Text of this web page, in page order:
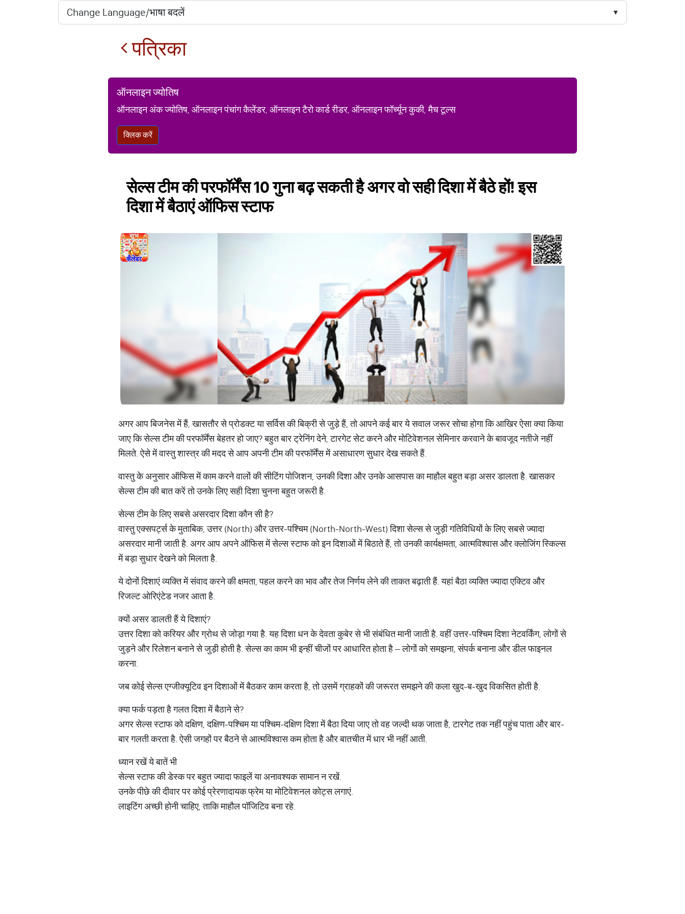
पत्रिका
ऑनलाइन ज्योतिष
ऑनलाइन अंक ज्योतिष, ऑनलाइन पंचांग कैलेंडर, ऑनलाइन टैरो कार्ड रीडर, ऑनलाइन फॉर्च्यून कुकी, मैच टूल्स
क्लिक करें
सेल्स टीम की परफॉर्मेंस 10 गुना बढ़ सकती है अगर वो सही दिशा में बैठे हों! इस
दिशा में बैठाएं ऑफिस स्टाफ
अगर आप बिजनेस में हैं, खासतौर से प्रोडक्ट या सर्विस की बिक्री से जुड़े हैं, तो आपने कई बार ये सवाल जरूर सोचा होगा कि आखिर ऐसा क्या किया
जाए कि सेल्स टीम की परफॉर्मेंस बेहतर हो जाए? बहुत बार ट्रेनिंग देने, टारगेट सेट करने और मोटिवेशनल सेमिनार करवाने के बावजूद नतीजे नहीं
मिलते. ऐसे में वास्तु शास्त्र की मदद से आप अपनी टीम की परफॉर्मेंस में असाधारण सुधार देख सकते हैं.
वास्तु के अनुसार ऑफिस में काम करने वालों की सीटिंग पोजिशन, उनकी दिशा और उनके आसपास का माहौल बहुत बड़ा असर डालता है. खासकर
सेल्स टीम की बात करें तो उनके लिए सही दिशा चुनना बहुत जरूरी है.
सेल्स टीम के लिए सबसे असरदार दिशा कौन सी है?
वास्तु एक्सपर्ट्स के मुताबिक, उत्तर (North) और उत्तर-पश्चिम (North-North-West) दिशा सेल्स से जुड़ी गतिविधियों के लिए सबसे ज्यादा
असरदार मानी जाती है. अगर आप अपने ऑफिस में सेल्स स्टाफ को इन दिशाओं में बिठाते हैं, तो उनकी कार्यक्षमता, आत्मविश्वास और क्लोजिंग स्किल्स
में बड़ा सुधार देखने को मिलता है.
ये दोनों दिशाएं व्यक्ति में संवाद करने की क्षमता, पहल करने का भाव और तेज निर्णय लेने की ताकत बढ़ाती हैं. यहां बैठा व्यक्ति ज्यादा एक्टिव और
रिजल्ट ओरिएंटेड नजर आता है.
क्यों असर डालती हैं ये दिशाएं?
उत्तर दिशा को करियर और ग्रोथ से जोड़ा गया है. यह दिशा धन के देवता कुबेर से भी संबंधित मानी जाती है. वहीं उत्तर-पश्चिम दिशा नेटवर्किंग, लोगों से
जुड़ने और रिलेशन बनाने से जुड़ी होती है. सेल्स का काम भी इन्हीं चीजों पर आधारित होता है – लोगों को समझना, संपर्क बनाना और डील फाइनल
करना.
जब कोई सेल्स एग्जीक्यूटिव इन दिशाओं में बैठकर काम करता है, तो उसमें ग्राहकों की जरूरत समझने की कला खुद-ब-खुद विकसित होती है.
क्या फर्क पड़ता है गलत दिशा में बैठाने से?
अगर सेल्स स्टाफ को दक्षिण, दक्षिण-पश्चिम या पश्चिम-दक्षिण दिशा में बैठा दिया जाए तो वह जल्दी थक जाता है, टारगेट तक नहीं पहुंच पाता और बार-
बार गलती करता है. ऐसी जगहों पर बैठने से आत्मविश्वास कम होता है और बातचीत में धार भी नहीं आती.
ध्यान रखें ये बातें भी
सेल्स स्टाफ की डेस्क पर बहुत ज्यादा फाइलें या अनावश्यक सामान न रखें.
उनके पीछे की दीवार पर कोई प्रेरणादायक फ्रेम या मोटिवेशनल कोट्स लगाएं.
लाइटिंग अच्छी होनी चाहिए, ताकि माहौल पॉजिटिव बना रहे.